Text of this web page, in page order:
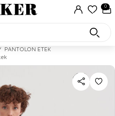
0
PANTOLON ETEK